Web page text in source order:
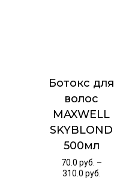
Ботокс для
волос
MAXWELL
SKYBLOND
500мл
70.0 руб. –
310.0 руб.